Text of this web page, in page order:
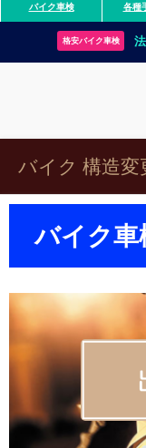
バイク車検 各種
格安バイク車検
バイク 構造変
バイク車